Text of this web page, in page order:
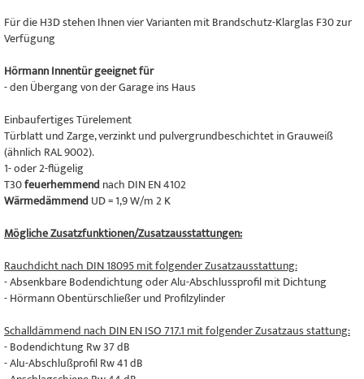
Für die H3D stehen Ihnen vier Varianten mit Brandschutz-Klarglas F30 zur
Verfügung
Hörmann Innentür geeignet für
- den Übergang von der Garage ins Haus
Einbaufertiges Türelement
Türblatt und Zarge, verzinkt und pulvergrundbeschichtet in Grauweiß
(ähnlich RAL 9002).
1- oder 2-flügelig
T30feuerhemmend nach DIN EN 4102
Wärmedämmend UD = 1,9 W/m 2 K
Mögliche Zusatzfunktionen/Zusatzausstattungen:
Rauchdicht nach DIN 18095 mit folgender Zusatzausstattung:
- Absenkbare Bodendichtung oder Alu-Abschlussprofil mit Dichtung
- Hörmann Obentürschließer und Profilzylinder
Schalldämmend nach DIN EN ISO 717.1 mit folgender Zusatzaus stattung:
- Bodendichtung Rw 37 dB
- Alu-Abschlußprofil Rw 41 dB